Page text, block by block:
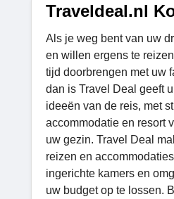
Traveldeal.nl
Als je weg bent van uw
en willen ergens te
tijd doorbrengen met uw
dan is Travel Deal geeft
ideeën van de reis, met
accommodatie en resort
uw gezin. Travel Deal
reizen en
ingerichte kamers en
uw budget op te lossen.